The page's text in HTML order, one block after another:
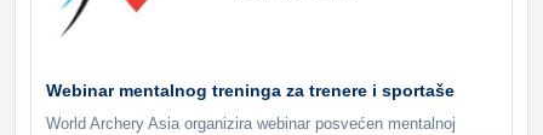
Webinar mentalnog treninga za trenere i sportaše
World Archery Asia organizira webinar posvećen mentalnoj